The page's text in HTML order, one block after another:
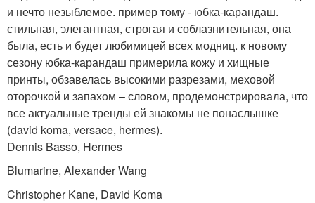
и нечто незыблемое. пример тому - юбка-карандаш.
стильная, элегантная, строгая и соблазнительная, она
была, есть и будет любимицей всех модниц. к новому
сезону юбка-карандаш примерила кожу и хищные
принты, обзавелась высокими разрезами, меховой
оторочкой и запахом – словом, продемонстрировала, что
все актуальные тренды ей знакомы не понаслышке
(david koma, versace, hermes).
Dennis Basso, Hermes
Blumarine, Alexander Wang
Christopher Kane, David Koma